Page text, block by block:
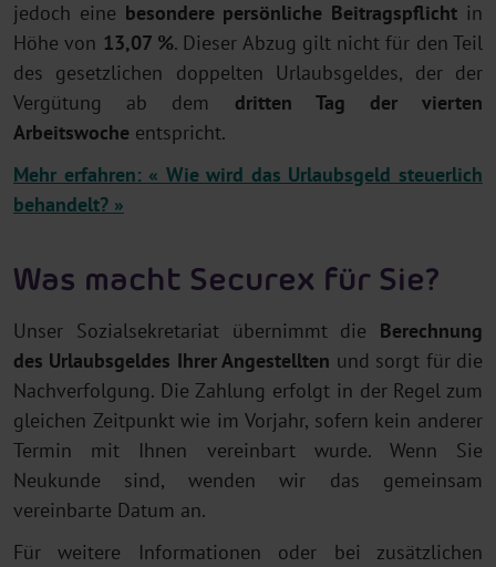
jedoch eine besondere persönliche Beitragspflicht in
Höhe von 13,07 %. Dieser Abzug gilt nicht für den Teil
des gesetzlichen doppelten Urlaubsgeldes, der der
Vergütung ab dem dritten Tag der vierten
Arbeitswoche entspricht.
Mehr erfahren: « Wie wird das Urlaubsgeld steuerlich
behandelt? »
Was macht Securex für Sie?
Unser Sozialsekretariat übernimmt die Berechnung
des Urlaubsgeldes Ihrer Angestellten und sorgt für die
Nachverfolgung. Die Zahlung erfolgt in der Regel zum
gleichen Zeitpunkt wie im Vorjahr, sofern kein anderer
Termin mit Ihnen vereinbart wurde. Wenn Sie
Neukunde sind, wenden wir das gemeinsam
vereinbarte Datum an.
Für weitere Informationen oder bei zusätzlichen